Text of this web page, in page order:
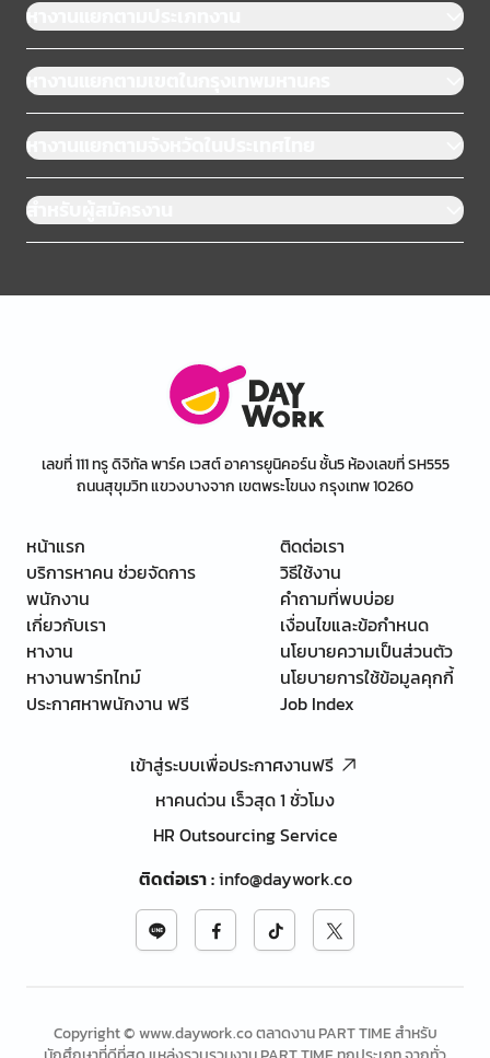
หางานแยกตามประเภทงาน
หางานแยกตามเขตในกรุงเทพมหานคร
หางานแยกตามจังหวัดในประเทศไทย
สำหรับผู้สมัครงาน
เลขที่ 111 ทรู ดิจิทัล พาร์ค เวสต์ อาคารยูนิคอร์น ชั้น5 ห้องเลขที่ SH555
ถนนสุขุมวิท แขวงบางจาก เขตพระโขนง กรุงเทพ 10260
หน้าแรก
บริการหาคน ช่วยจัดการ
พนักงาน
เกี่ยวกับเรา
หางาน
หางานพาร์ทไทม์
ประกาศหาพนักงาน ฟรี
ติดต่อเรา
วิธีใช้งาน
คำถามที่พบบ่อย
เงื่อนไขและข้อกำหนด
นโยบายความเป็นส่วนตัว
นโยบายการใช้ข้อมูลคุกกี้
Job Index
เข้าสู่ระบบเพื่อประกาศงานฟรี
หาคนด่วน เร็วสุด 1 ชั่วโมง
HR Outsourcing Service
ติดต่อเรา:info@daywork.co
Copyright © www.daywork.co ตลาดงาน PART TIME สำหรับ